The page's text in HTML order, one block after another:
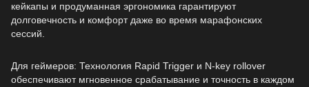
кейкапы и продуманная эргономика гарантируют
долговечность и комфорт даже во время марафонских
сессий.
Для геймеров: Технология Rapid Trigger и N-key rollover
обеспечивают мгновенное срабатывание и точность в каждом